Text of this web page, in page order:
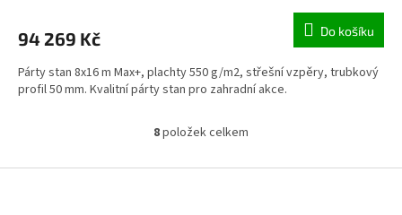
94 269 Kč Do košíku
Párty stan 8x16 m Max+, plachty 550 g/m2, střešní vzpěry, trubkový
profil 50 mm. Kvalitní párty stan pro zahradní akce.
Ovládací prvky výpisu
8položek celkem